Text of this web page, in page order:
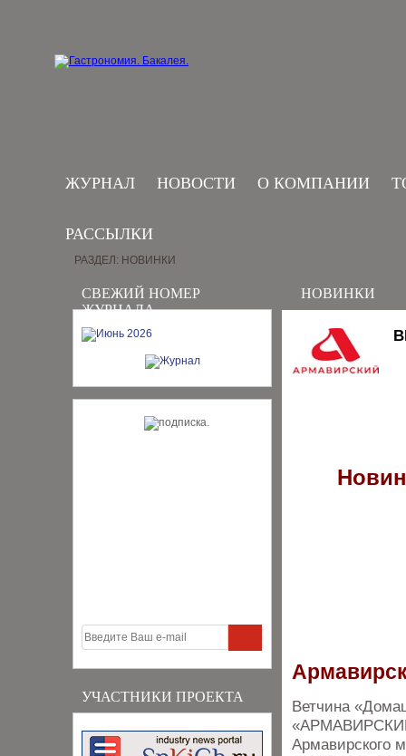
ЖУРНАЛ НОВОСТИ О КОМПАНИИ
РАССЫЛКИ
СВЕЖИЙ НОМЕР
ЖУРНАЛА
УЧАСТНИКИ ПРОЕКТА
РАЗДЕЛ: НОВИНКИ
НОВИНКИ
Ветчина
Армавирского